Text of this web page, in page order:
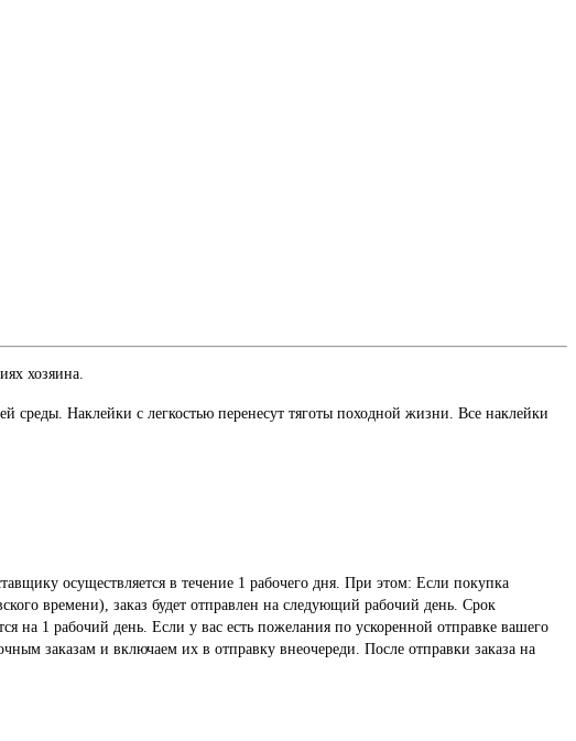
хозяина.
Наклейки с легкостью перенесут тяготы походной жизни. Все наклейки
осуществляется в течение 1 рабочего дня. При этом: Если покупка
времени), заказ будет отправлен на следующий рабочий день. Срок
1 рабочий день. Если у вас есть пожелания по ускоренной отправке вашего
заказам и включаем их в отправку внеочереди. После отправки заказа на